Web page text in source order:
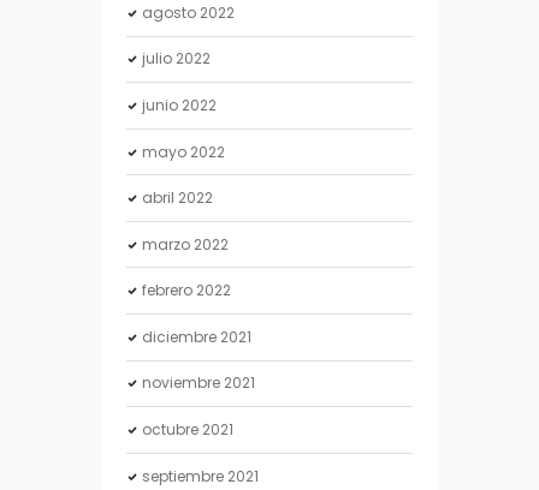
agosto 2022
julio 2022
junio 2022
mayo 2022
abril 2022
marzo 2022
febrero 2022
diciembre 2021
noviembre 2021
octubre 2021
septiembre 2021